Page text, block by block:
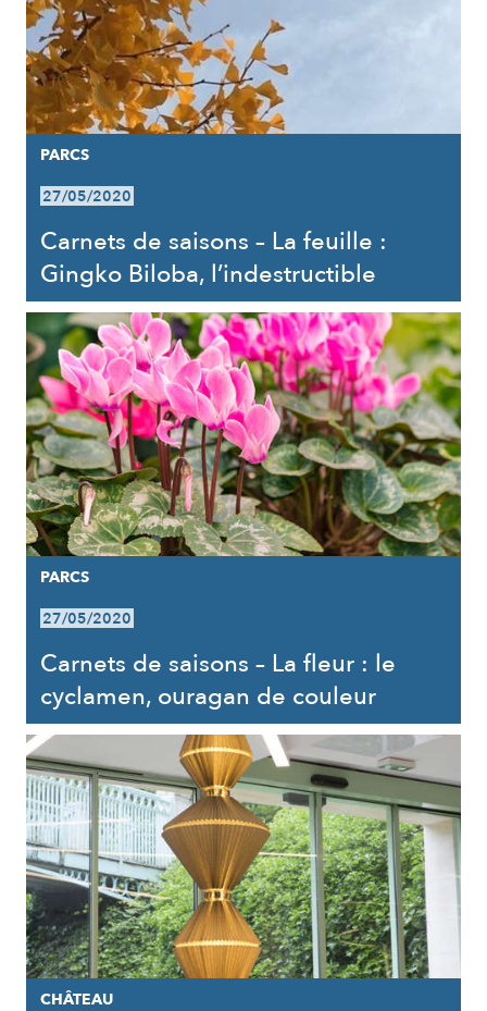
PARCS
27/05/2020
Carnets de saisons – La feuille :
Gingko Biloba, l’indestructible
PARCS
27/05/2020
Carnets de saisons – La fleur : le
cyclamen, ouragan de couleur
CHÂTEAU